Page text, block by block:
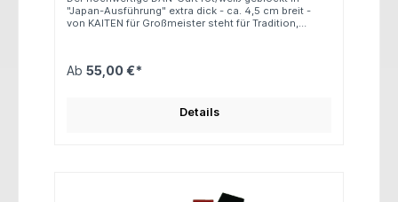
"Japan-Ausführung" extra dick - ca. 4,5 cm breit -
von KAITEN für Großmeister steht für Tradition,
Ab 55,00 €*
Details